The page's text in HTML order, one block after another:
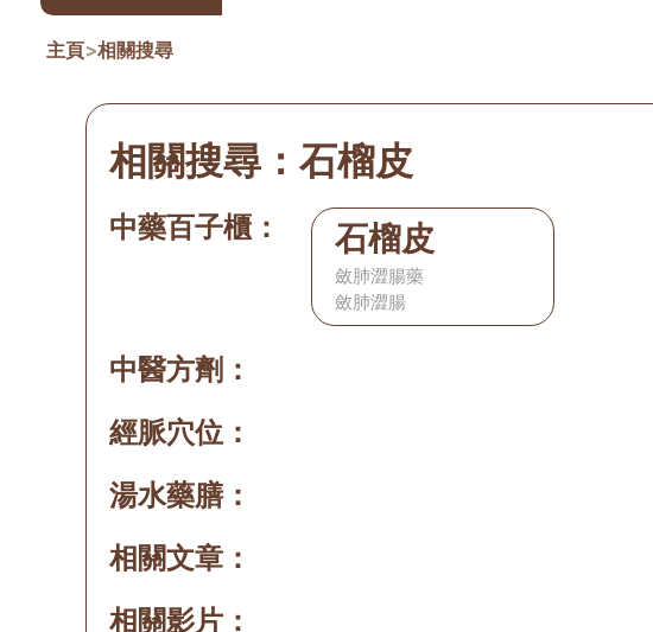
主頁>相關搜尋
相關搜尋： 石榴皮
中藥百子櫃： 石榴皮
斂肺澀腸藥
斂肺澀腸
中醫方劑：
經脈穴位：
湯水藥膳：
相關文章：
相關影片：